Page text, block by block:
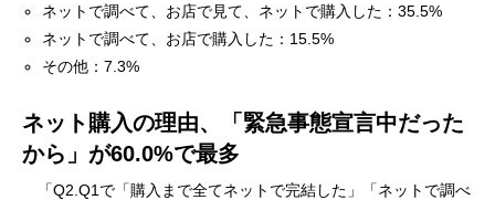
ネットで調べて、お店で見て、ネットで購入した：35.5%
ネットで調べて、お店で購入した：15.5%
その他：7.3%
ネット購入の理由、「緊急事態宣言中だった
から」が60.0%で最多
「Q2.Q1で「購入まで全てネットで完結した」「ネットで調べ